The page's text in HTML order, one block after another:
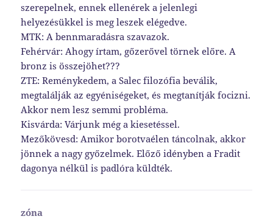
szerepelnek, ennek ellenérek a jelenlegi
helyezésükkel is meg leszek elégedve.
MTK: A bennmaradásra szavazok.
Fehérvár: Ahogy írtam, gőzerővel törnek előre. A
bronz is összejöhet???
ZTE: Reménykedem, a Salec filozófia beválik,
megtalálják az egyéniségeket, és megtanítják focizni.
Akkor nem lesz semmi probléma.
Kisvárda: Várjunk még a kiesetéssel.
Mezőkövesd: Amikor borotvaélen táncolnak, akkor
jönnek a nagy győzelmek. Előző idényben a Fradit
dagonya nélkül is padlóra küldték.
zóna